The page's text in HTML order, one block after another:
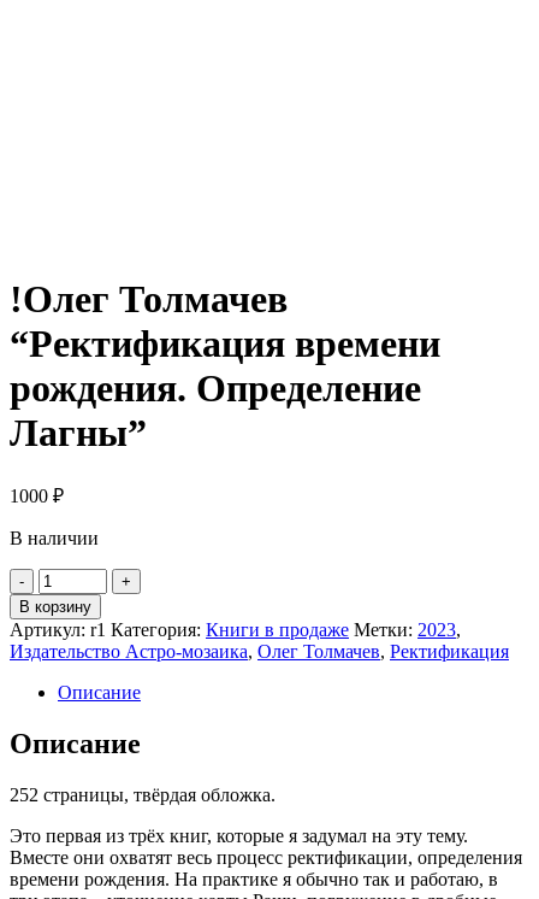
!Олег Толмачев
“Ректификация времени
рождения. Определение
Лагны”
1000 ₽
В наличии
Количество
товара
!
Олег
Толмачев
"Ректификация
времени
рождения.
Определение
-
+
В корзину
Артикул: r1 Категория: Книги в продаже Метки: 2023,
Издательство Астро-мозаика, Олег Толмачев, Ректификация
Описание
Описание
252 страницы, твёрдая обложка.
Это первая из трёх книг, которые я задумал на эту тему.
Вместе они охватят весь процесс ректификации, определения
времени рождения. На практике я обычно так и работаю, в